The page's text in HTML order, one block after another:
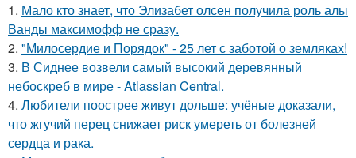
1. Мало кто знает, что Элизабет олсен получила роль алы
Ванды максимофф не сразу.
2. "Милосердие и Порядок" - 25 лет с заботой о земляках!
3. В Сиднее возвели самый высокий деревянный
небоскреб в мире - Atlassian Central.
4. Любители поострее живут дольше: учёные доказали,
что жгучий перец снижает риск умереть от болезней
сердца и рака.